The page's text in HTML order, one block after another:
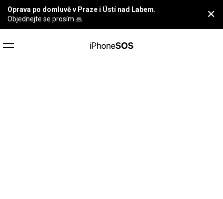
Oprava po domluvě v Praze i Ústí nad Labem.
Objednejte se prosím 🙏
✕